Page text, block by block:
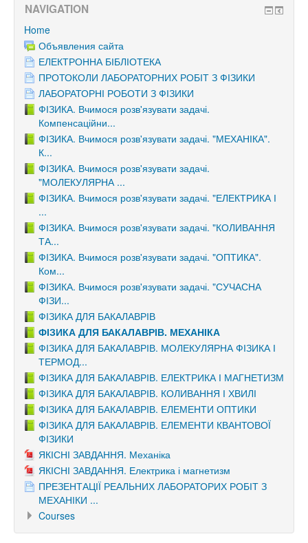
NAVIGATION
Home
Объявления сайта
ЕЛЕКТРОННА БІБЛІОТЕКА
ПРОТОКОЛИ ЛАБОРАТОРНИХ РОБІТ З ФІЗИКИ
ЛАБОРАТОРНІ РОБОТИ З ФІЗИКИ
ФІЗИКА. Вчимося розв'язувати задачі.
Компенсаційни...
ФІЗИКА. Вчимося розв'язувати задачі. "МЕХАНІКА".
К...
ФІЗИКА. Вчимося розв'язувати задачі.
"МОЛЕКУЛЯРНА ...
ФІЗИКА. Вчимося розв'язувати задачі. "ЕЛЕКТРИКА І
...
ФІЗИКА. Вчимося розв'язувати задачі. "КОЛИВАННЯ
ТА...
ФІЗИКА. Вчимося розв'язувати задачі. "ОПТИКА".
Ком...
ФІЗИКА. Вчимося розв'язувати задачі. "СУЧАСНА
ФІЗИ...
ФІЗИКА ДЛЯ БАКАЛАВРІВ
ФІЗИКА ДЛЯ БАКАЛАВРІВ. МЕХАНІКА
ФІЗИКА ДЛЯ БАКАЛАВРІВ. МОЛЕКУЛЯРНА ФІЗИКА І
ТЕРМОД...
ФІЗИКА ДЛЯ БАКАЛАВРІВ. ЕЛЕКТРИКА І МАГНЕТИЗМ
ФІЗИКА ДЛЯ БАКАЛАВРІВ. КОЛИВАННЯ І ХВИЛІ
ФІЗИКА ДЛЯ БАКАЛАВРІВ. ЕЛЕМЕНТИ ОПТИКИ
ФІЗИКА ДЛЯ БАКАЛАВРІВ. ЕЛЕМЕНТИ КВАНТОВОЇ
ФІЗИКИ
ЯКІСНІ ЗАВДАННЯ. Механіка
ЯКІСНІ ЗАВДАННЯ. Електрика і магнетизм
ПРЕЗЕНТАЦІЇ РЕАЛЬНИХ ЛАБОРАТОРИХ РОБІТ З
МЕХАНІКИ ...
Courses